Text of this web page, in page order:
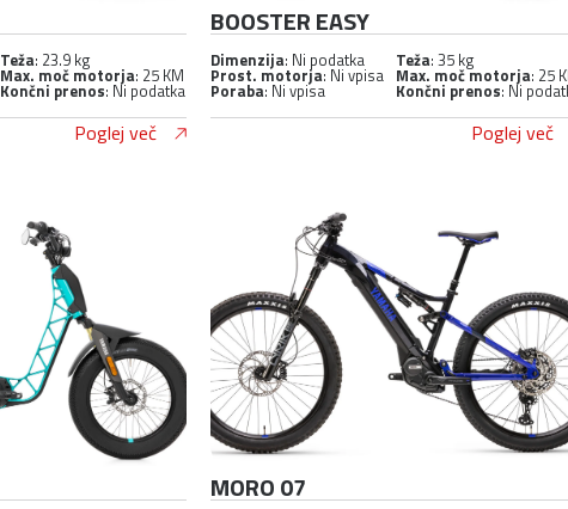
Teža: 23.9 kg
Max. moč motorja: 25 KM
Končni prenos: Ni podatka
Poglej več
BOOSTER EASY
Dimenzija: Ni podatka Teža: 35 kg
Prost. motorja: Ni vpisa Max. moč motorja: 25
Poraba: Ni vpisa Končni prenos: Ni
Poglej več
MORO 07